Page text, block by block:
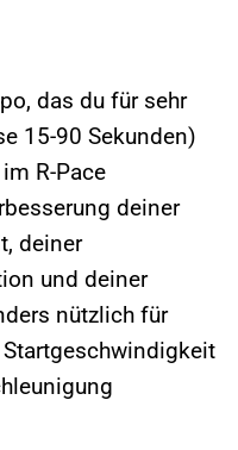
das du für sehr
15-90 Sekunden)
R-Pace
deiner
deiner
und deiner
nützlich für